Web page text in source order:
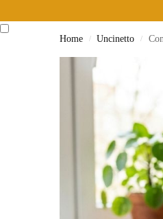
Home / Uncinetto /